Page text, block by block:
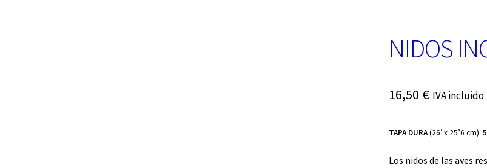
NIDOS
16,50 € IVA incluido
TAPA DURA(26′ x 25’6 cm).
Los nidos de las aves